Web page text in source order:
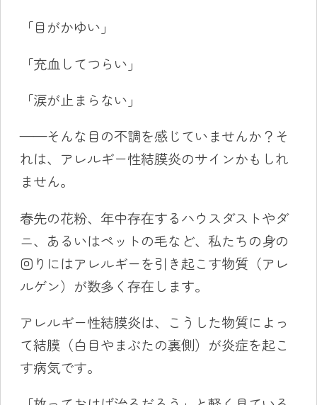
「目がかゆい」
「充血してつらい」
「涙が止まらない」
——そんな目の不調を感じていませんか？そ
れは、アレルギー性結膜炎のサインかもしれ
ません。
春先の花粉、年中存在するハウスダストやダ
ニ、あるいはペットの毛など、私たちの身の
回りにはアレルギーを引き起こす物質（アレ
ルゲン）が数多く存在します。
アレルギー性結膜炎は、こうした物質によっ
て結膜（白目やまぶたの裏側）が炎症を起こ
す病気です。